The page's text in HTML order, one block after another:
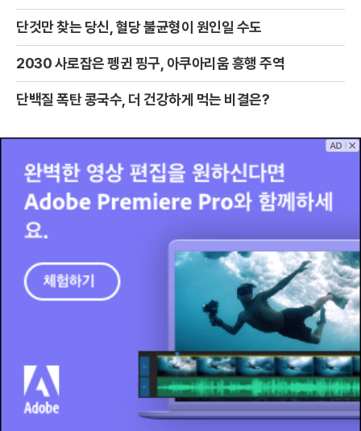
단것만 찾는 당신, 혈당 불균형이 원인일 수도
2030 사로잡은 펭귄 핑구, 아쿠아리움 흥행 주역
단백질 폭탄 콩국수, 더 건강하게 먹는 비결은?